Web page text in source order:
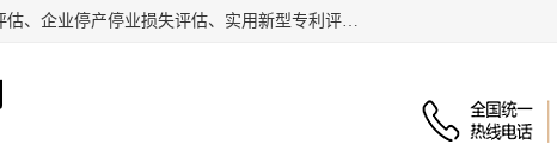
海润资产评估公司从事厂房拆迁评估、厂房资产评估、无形资产评估、房屋资产评估、企业停产停业损失评估、实用新型专利评估、果园资产评估、盆景价值评估、鱼塘资产评估等资产评估；从成立至今我司已经服务了全国几千家公司企业和事业单位，我们有着丰富的房屋、厂房、园林、企业拆迁等评估经验。